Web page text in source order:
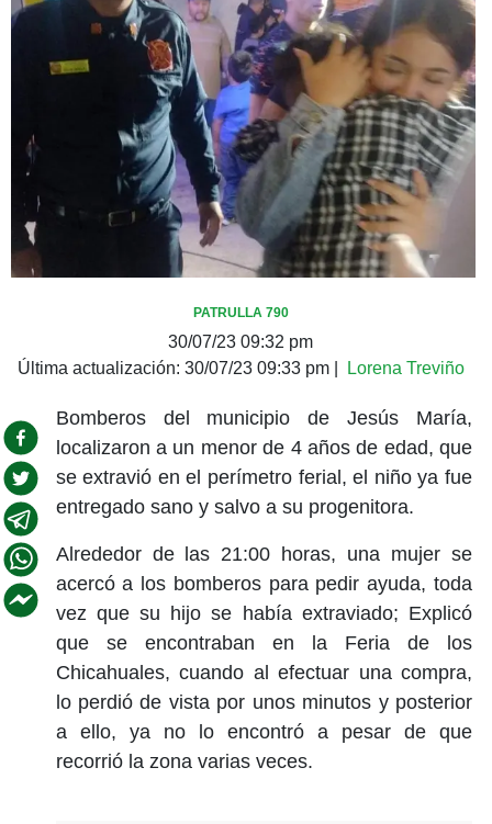
PATRULLA 790
30/07/23 09:32 pm
Última actualización: 30/07/23 09:33 pm| Lorena Treviño
Bomberos del municipio de Jesús María,
localizaron a un menor de 4 años de edad, que
se extravió en el perímetro ferial, el niño ya fue
entregado sano y salvo a su progenitora.
Alrededor de las 21:00 horas, una mujer se
acercó a los bomberos para pedir ayuda, toda
vez que su hijo se había extraviado; Explicó
que se encontraban en la Feria de los
Chicahuales, cuando al efectuar una compra,
lo perdió de vista por unos minutos y posterior
a ello, ya no lo encontró a pesar de que
recorrió la zona varias veces.